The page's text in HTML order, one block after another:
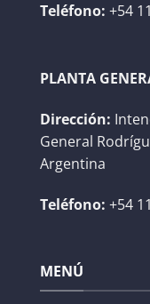
Teléfono: +54
PLANTA
Dirección:
General
Argentina
Teléfono: +54
MENÚ